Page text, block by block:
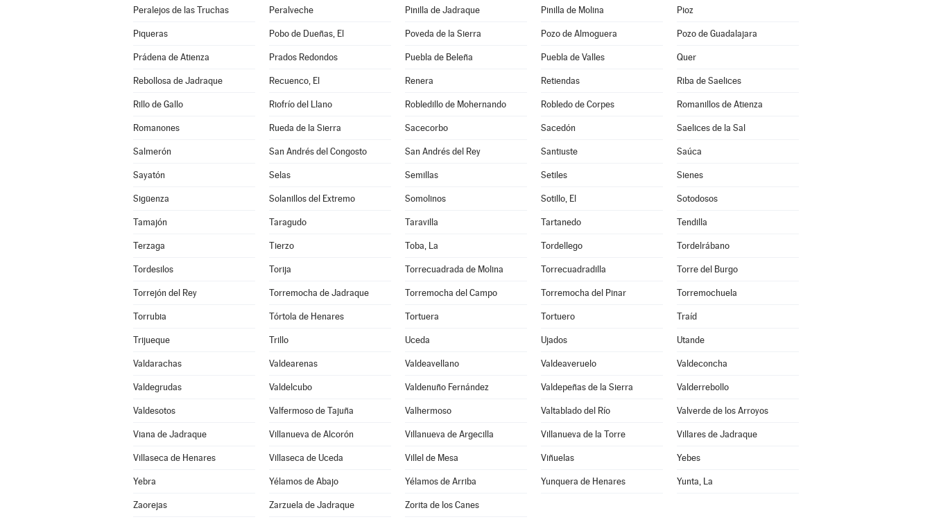
Peralejos de las Truchas Peralveche Pinilla de Jadraque Pinilla de Molina Pioz
Piqueras Pobo de Dueñas, El Poveda de la Sierra Pozo de Almoguera Pozo de Guadalajara
Prádena de Atienza Prados Redondos Puebla de Beleña Puebla de Valles Quer
Rebollosa de Jadraque Recuenco, El Renera Retiendas Riba de Saelices
Rillo de Gallo Riofrío del Llano Robledillo de Mohernando Robledo de Corpes Romanillos de Atienza
Romanones Rueda de la Sierra Sacecorbo Sacedón Saelices de la Sal
Salmerón San Andrés del Congosto San Andrés del Rey Santiuste Saúca
Sayatón Selas Semillas Setiles Sienes
Sigüenza Solanillos del Extremo Somolinos Sotillo, El Sotodosos
Tamajón Taragudo Taravilla Tartanedo Tendilla
Terzaga Tierzo Toba, La Tordellego Tordelrábano
Tordesilos Torija Torrecuadrada de Molina Torrecuadradilla Torre del Burgo
Torrejón del Rey Torremocha de Jadraque Torremocha del Campo Torremocha del Pinar Torremochuela
Torrubia Tórtola de Henares Tortuera Tortuero Traíd
Trijueque Trillo Uceda Ujados Utande
Valdarachas Valdearenas Valdeavellano Valdeaveruelo Valdeconcha
Valdegrudas Valdelcubo Valdenuño Fernández Valdepeñas de la Sierra Valderrebollo
Valdesotos Valfermoso de Tajuña Valhermoso Valtablado del Río Valverde de los Arroyos
Viana de Jadraque Villanueva de Alcorón Villanueva de Argecilla Villanueva de la Torre Villares de Jadraque
Villaseca de Henares Villaseca de Uceda Villel de Mesa Viñuelas Yebes
Yebra Yélamos de Abajo Yélamos de Arriba Yunquera de Henares Yunta, La
Zaorejas Zarzuela de Jadraque Zorita de los Canes